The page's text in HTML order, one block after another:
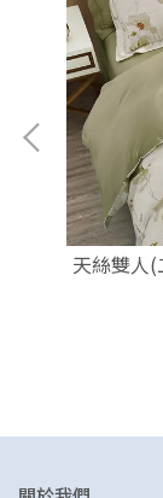
天絲雙人